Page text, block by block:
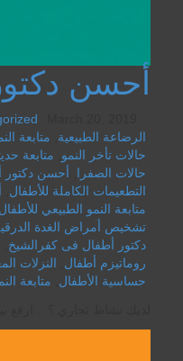
أحسن
الرضاعة الطبيعية
متابعة
حالات تأخر النمو
متابعة
حالات الصفرا
أحسن
التطعيمات الكاملة للأطفال
متابعة النمو الطبيعي للأطفال
تشخيص أمراض الغدة
دكتور أطفال فى كفرالشيخ
روماتيزم أطفال
النزلات
حساسية الأطفال
متابعة